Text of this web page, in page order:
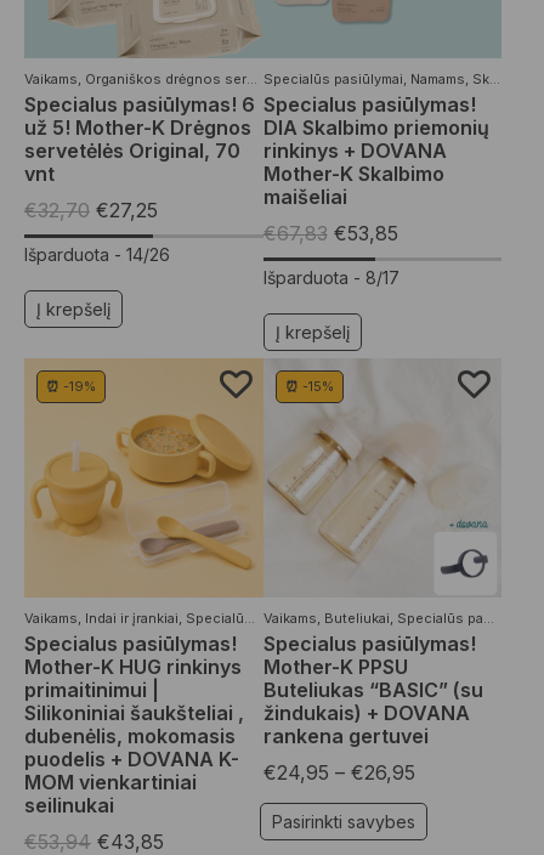
Vaikams, Organiškos drėgnos servetėlės ,Specialūs pasiūlymai
Specialus pasiūlymas! 6
už 5! Mother-K Drėgnos
servetėlės Original, 70
vnt
€32,70 €27,25
Išparduota - 14/26
Į krepšelį
Specialūs pasiūlymai, Namams, Skalbimo priemonės
Specialus pasiūlymas!
DIA Skalbimo priemonių
rinkinys + DOVANA
Mother-K Skalbimo
maišeliai
€67,83 €53,85
Išparduota - 8/17
Į krepšelį
⏰ -19%
Vaikams Indai ir įrankiai Specialūs pasiūlymai
Specialus pasiūlymas!
Mother-K HUG rinkinys
primaitinimui |
Silikoniniai šaukšteliai ,
dubenėlis, mokomasis
puodelis + DOVANA K-
MOM vienkartiniai
seilinukai
€53,94 €43,85
⏰ -15%
Vaikams Buteliukai Specialūs pasiūlymai
Specialus pasiūlymas!
Mother-K PPSU
Buteliukas “BASIC” (su
žindukais) + DOVANA
rankena gertuvei
€24,95 – €26,95
Pasirinkti savybes